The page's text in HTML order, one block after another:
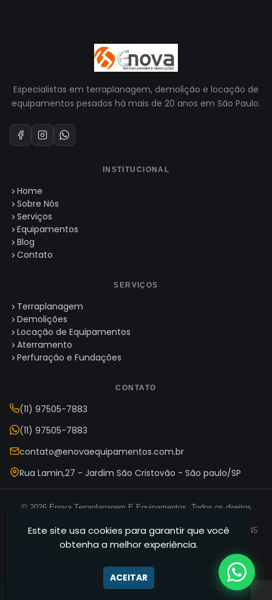
Especialistas em terraplanagem, demolição e locação de
equipamentos pesados há mais de 20 anos em São Paulo.
INSTITUCIONAL
Home
Sobre Nós
Serviços
Equipamentos
Blog
Contato
SERVIÇOS
Terraplanagem
Demolições
Locação de Equipamentos
Aterramento
Perfuração e Fundações
CONTATO
(11) 97505-7883
(11) 97505-7883
contato@enovaequipamentos.com.br
Rua Lamin,27 - Jardim São Cristovão - São paulo/SP
© 2026 Enova Terraplanagem E Equipamentos. Todos os direitos
Enova Terraplanagem E Equipamentos — CNPJ 35.165.631/0001-45
Termos de Uso·Política de Privacidade·Mapa do Site
Este site usa cookies para garantir que você
obtenha a melhor experiência.
ACEITAR